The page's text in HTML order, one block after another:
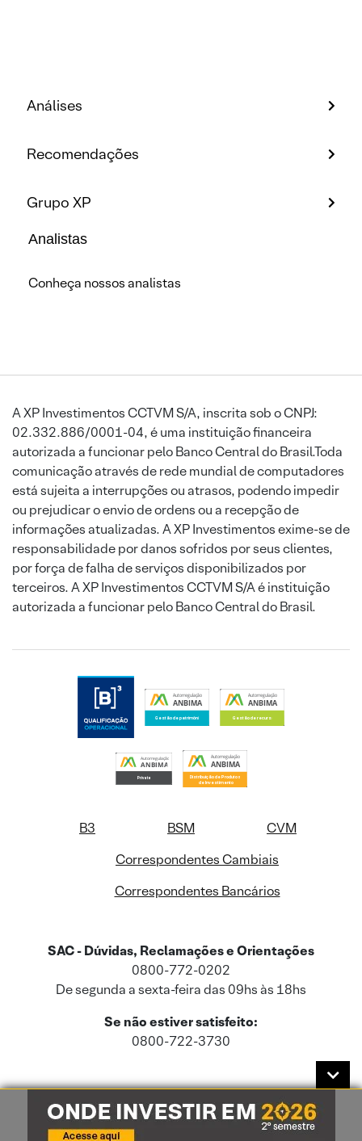
Análises
Recomendações
Grupo XP
Analistas
Conheça nossos analistas
A XP Investimentos CCTVM S/A, inscrita sob o CNPJ:
02.332.886/0001-04, é uma instituição financeira
autorizada a funcionar pelo Banco Central do Brasil.Toda
comunicação através de rede mundial de computadores
está sujeita a interrupções ou atrasos, podendo impedir
ou prejudicar o envio de ordens ou a recepção de
informações atualizadas. A XP Investimentos exime-se de
responsabilidade por danos sofridos por seus clientes,
por força de falha de serviços disponibilizados por
terceiros. A XP Investimentos CCTVM S/A é instituição
autorizada a funcionar pelo Banco Central do Brasil.
B3 BSM
CVM
Correspondentes Cambiais
Correspondentes Bancários
SAC - Dúvidas, Reclamações e Orientações
0800-772-0202
De segunda a sexta-feira das 09hs às 18hs
Se não estiver satisfeito:
0800-722-3730
Este site usa cookies e dados pessoais de acordo com a nossaPolítica de
Cookies
e a nossaPolítica de Privacidade.